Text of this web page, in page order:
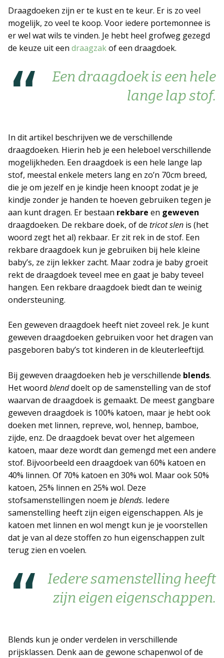
ERVARINGSBLOG
VEELGESTELDE VRAGEN
LITERATUUR EN LINKS
Draagdoeken zijn er te kust en te keur. Er is zo veel
mogelijk, zo veel te koop. Voor iedere portemonnee is
er wel wat wils te vinden. Je hebt heel grofweg gezegd
de keuze uit een draagzakof een draagdoek.
Een draagdoek is een hele
lange lap stof.
In dit artikel beschrijven we de verschillende
draagdoeken. Hierin heb je een heleboel verschillende
mogelijkheden. Een draagdoek is een hele lange lap
stof, meestal enkele meters lang en zo’n 70cm breed,
die je om jezelf en je kindje heen knoopt zodat je je
kindje zonder je handen te hoeven gebruiken tegen je
aan kunt dragen. Er bestaan rekbare en geweven
draagdoeken. De rekbare doek, of de tricot slen is (het
woord zegt het al) rekbaar. Er zit rek in de stof. Een
rekbare draagdoek kun je gebruiken bij hele kleine
baby’s, ze zijn lekker zacht. Maar zodra je baby groeit
rekt de draagdoek teveel mee en gaat je baby teveel
hangen. Een rekbare draagdoek biedt dan te weinig
ondersteuning.
Een geweven draagdoek heeft niet zoveel rek. Je kunt
geweven draagdoeken gebruiken voor het dragen van
pasgeboren baby’s tot kinderen in de kleuterleeftijd.
Bij geweven draagdoeken heb je verschillende blends.
Het woord blenddoelt op de samenstelling van de stof
waarvan de draagdoek is gemaakt. De meest gangbare
geweven draagdoek is 100% katoen, maar je hebt ook
doeken met linnen, repreve, wol, hennep, bamboe,
zijde, enz. De draagdoek bevat over het algemeen
katoen, maar deze wordt dan gemengd met een andere
stof. Bijvoorbeeld een draagdoek van 60% katoen en
40% linnen. Of 70% katoen en 30% wol. Maar ook 50%
katoen, 25% linnen en 25% wol. Deze
stofsamenstellingen noem je blends. Iedere
samenstelling heeft zijn eigen eigenschappen. Als je
katoen met linnen en wol mengt kun je je voorstellen
dat je van al deze stoffen zo hun eigenschappen zult
terug zien en voelen.
Iedere samenstelling heeft
zijn eigen eigenschappen.
Blends kun je onder verdelen in verschillende
prijsklassen. Denk aan de gewone schapenwol of de